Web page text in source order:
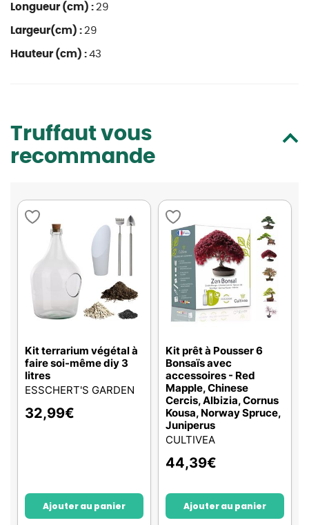
Longueur (cm) : 29
Largeur(cm) : 29
Hauteur (cm) : 43
Truffaut vous
recommande
Kit terrarium végétal à
faire soi-même diy 3
litres
ESSCHERT'S GARDEN
32,99€
Ajouter au panier
Kit prêt à Pousser 6
Bonsaïs avec
accessoires - Red
Mapple, Chinese
Cercis, Albizia, Cornus
Kousa, Norway Spruce,
Juniperus
CULTIVEA
44,39€
Ajouter au panier